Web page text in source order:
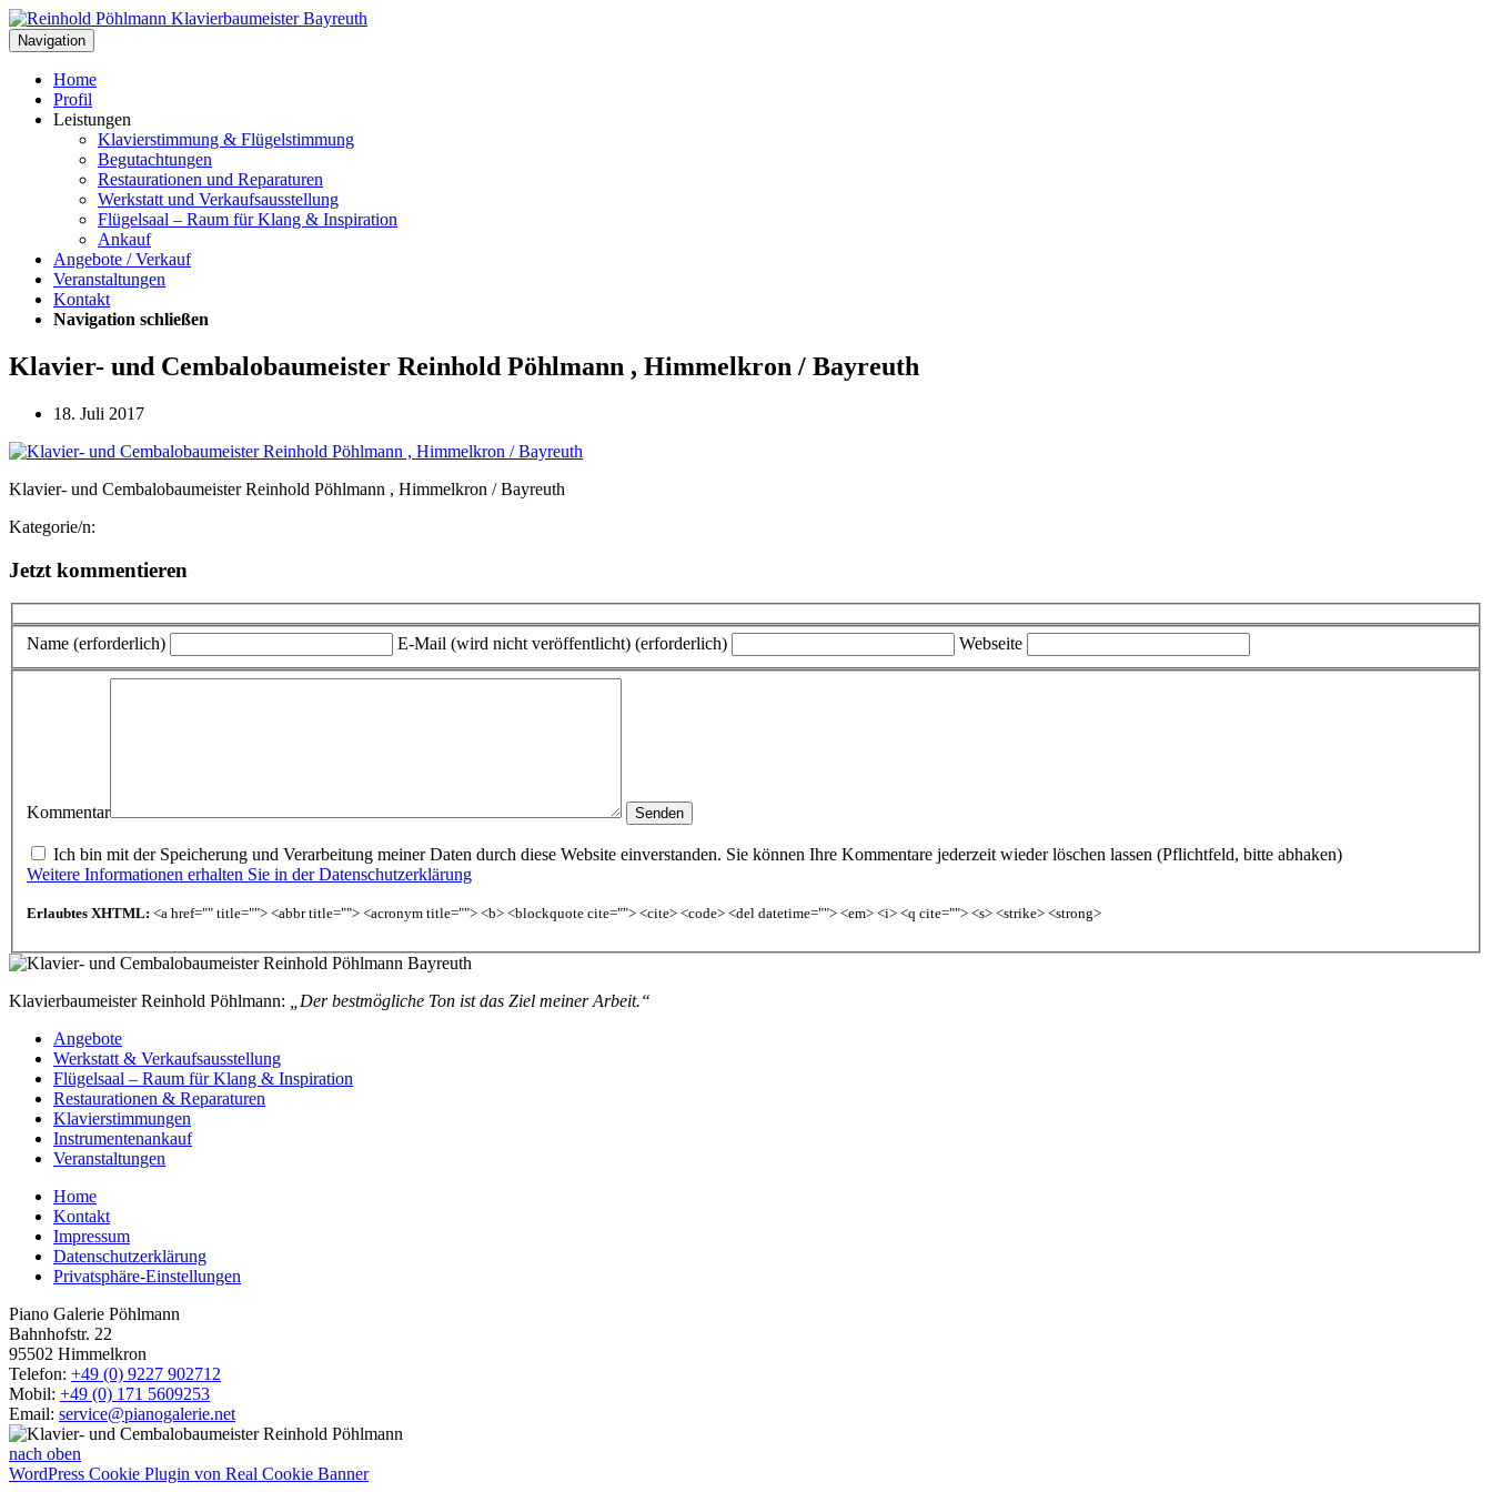
Navigation
Home
Profil
Leistungen
Klavierstimmung & Flügelstimmung
Begutachtungen
Restaurationen und Reparaturen
Werkstatt und Verkaufsausstellung
Flügelsaal – Raum für Klang & Inspiration
Ankauf
Angebote / Verkauf
Veranstaltungen
Kontakt
Navigation schließen
Klavier- und Cembalobaumeister Reinhold Pöhlmann , Himmelkron / Bayreuth
18. Juli 2017
Klavier- und Cembalobaumeister Reinhold Pöhlmann , Himmelkron / Bayreuth
Kategorie/n:
Jetzt kommentieren
Name (erforderlich) E-Mail (wird nicht veröffentlicht) (erforderlich) Webseite
Kommentar
Ich bin mit der Speicherung und Verarbeitung meiner Daten durch diese Website einverstanden. Sie können Ihre Kommentare jederzeit wieder löschen lassen (Pflichtfeld, bitte abhaken)
Weitere Informationen erhalten Sie in der Datenschutzerklärung
Erlaubtes XHTML: <a href="" title=""> <abbr title=""> <acronym title=""> <b> <blockquote cite=""> <cite> <code> <del datetime=""> <em> <i> <q cite=""> <s> <strike> <strong>
Klavierbaumeister Reinhold Pöhlmann:
„Der bestmögliche Ton ist das Ziel meiner Arbeit.“
Angebote
Werkstatt & Verkaufsausstellung
Flügelsaal – Raum für Klang & Inspiration
Restaurationen & Reparaturen
Klavierstimmungen
Instrumentenankauf
Veranstaltungen
Home
Kontakt
Impressum
Datenschutzerklärung
Privatsphäre-Einstellungen
Piano Galerie Pöhlmann
Bahnhofstr. 22
95502 Himmelkron
Telefon: +49 (0) 9227 902712
Mobil: +49 (0) 171 5609253
Email: service@pianogalerie.net
nach oben
WordPress Cookie Plugin von Real Cookie Banner